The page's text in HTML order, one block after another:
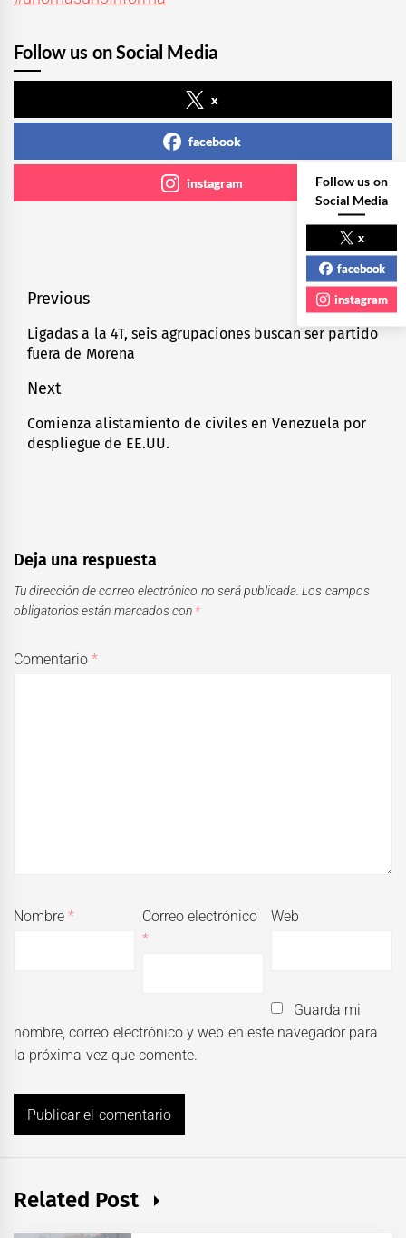
Follow us on Social Media
x
facebook
instagram
Navegación
de
entradas
Previous
Previous
post:
Ligadas a la 4T, seis agrupaciones buscan ser partido
fuera de Morena
Next
Next
post:
Comienza alistamiento de civiles en Venezuela por
despliegue de EE.UU.
Deja una respuesta
Tu dirección de correo electrónico no será publicada. Los campos
obligatorios están marcados con *
Comentario*
Nombre*
Correo electrónico
*
Web
Guarda mi
nombre, correo electrónico y web en este navegador para
la próxima vez que comente.
Related Post
Follow us on
Social Media
x
facebook
instagram